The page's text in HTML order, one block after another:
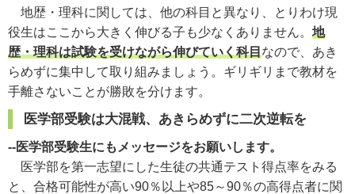
地歴・理科に関しては、他の科目と異なり、とりわけ現
役生はここから大きく伸びる子も少なくありません。 地
歴・理科は試験を受けながら伸びていく科目なので、あき
らめずに集中して取り組みましょう。ギリギリまで教材を
手離さないことが勝敗を分けます。
医学部受験は大混戦、あきらめずに二次逆転を
--医学部受験生にもメッセージをお願いします。
医学部を第一志望にした生徒の共通テスト得点率をみる
と、合格可能性が高い90％以上や85～90％の高得点者に関